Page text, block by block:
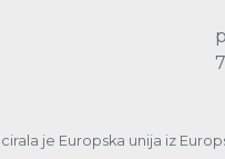
je Europska unija iz